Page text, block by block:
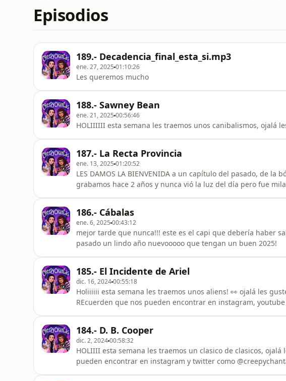
Episodios
189.- Decadencia_final_esta_si.mp3
ene. 27, 2025 01:10:26
Les queremos mucho
188.- Sawney Bean
ene. 21, 2025 00:56:46
HOLIIIIII esta semana les traemos unos canibalismos, ojalá
187.- La Recta Provincia
ene. 13, 2025 01:20:52
LES DAMOS LA BIENVENIDA a un capítulo del pasado, de la
grabamos hace 2 años y nunca vió la luz del día pero fue
186.- Cábalas
ene. 6, 2025 00:43:12
mejor tarde que nunca!!! este es el capi que debería haber
pasado un lindo año nuevooooo que tengan un buen 2025!
185.- El Incidente de Ariel
dic. 16, 202400:55:18
Holiiiiii esta semana les traemos unos aliens! 👀 ojalá les
REcuerden que nos pueden encontrar en instagram,
184.- D. B. Cooper
dic. 2, 202400:58:32
HOLIIII esta semana les traemos un clasico de clasicos,
pueden encontrar en instagram y twitter como